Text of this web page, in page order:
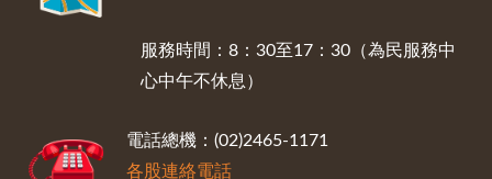
服務時間：8：30至17：30（為民服務中
心中午不休息）
電話總機：(02)2465-1171
各股連絡電話